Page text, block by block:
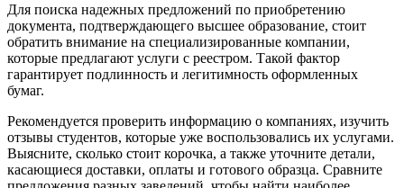
Для поиска надежных предложений по приобретению
документа, подтверждающего высшее образование, стоит
обратить внимание на специализированные компании,
которые предлагают услуги с реестром. Такой фактор
гарантирует подлинность и легитимность оформленных
бумаг.
Рекомендуется проверить информацию о компаниях, изучить
отзывы студентов, которые уже воспользовались их услугами.
Выясните, сколько стоит корочка, а также уточните детали,
касающиеся доставки, оплаты и готового образца. Сравните